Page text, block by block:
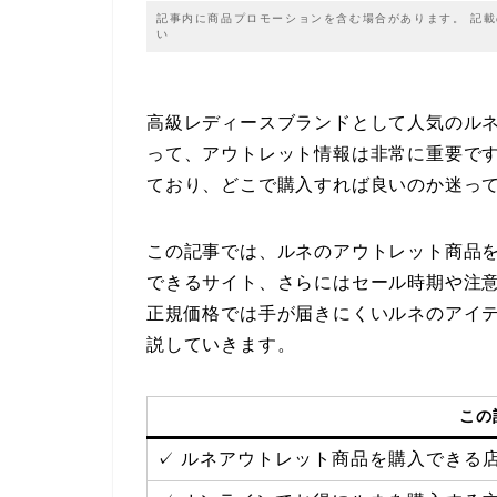
記事内に商品プロモーションを含む場合があります。 記
い
高級レディースブランドとして人気のル
って、アウトレット情報は非常に重要で
ており、どこで購入すれば良いのか迷っ
この記事では、ルネのアウトレット商品
できるサイト、さらにはセール時期や注
正規価格では手が届きにくいルネのアイ
説していきます。
この
✓ ルネアウトレット商品を購入できる